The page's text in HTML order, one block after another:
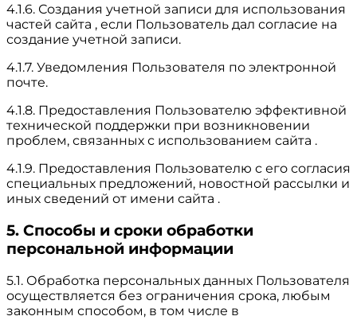
4.1.6. Создания учетной записи для использования
частей сайта , если Пользователь дал согласие на
создание учетной записи.
4.1.7. Уведомления Пользователя по электронной
почте.
4.1.8. Предоставления Пользователю эффективной
технической поддержки при возникновении
проблем, связанных с использованием сайта .
4.1.9. Предоставления Пользователю с его согласия
специальных предложений, новостной рассылки и
иных сведений от имени сайта .
5. Способы и сроки обработки
персональной информации
5.1. Обработка персональных данных Пользователя
осуществляется без ограничения срока, любым
законным способом, в том числе в